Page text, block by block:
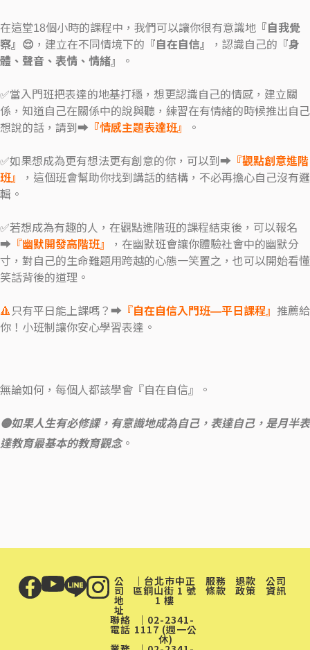
在這堂18個小時的課程中，我們可以讓你很有意識地 『自我覺
察』😌 ，建立在不同情境下的 『自在自信』 ，認識自己的 『身
體、聲音、表情、情緒』
。
✅當入門班把表達的地基打穩，想更認識自己的情感，建立關
係，知道自己在關係中的說與聽，練習在有情緒的時候推出自己
想說的話，請到➡️ 『情感主題表達班』 。
✅如果想成為更有想法更有創意的你，可以到➡️ 『觀點創意進階
班』
，這個班會幫助你找到講話的結構，不必再擔心自己沒有邏
輯。
✅若想成為有趣的人，在觀點進階班的課程結束後，可以報名
➡️ 『幽默開發高階班』
，在幽默班會讓你體驗社會中的幽默分
寸，對自己的生命難題用跨越的心態一笑置之，也可以開始看懂
笑話背後的道理。
🔺 只有平日能上課嗎？➡️ 『自在自信入門班—平日課程』 推薦給
你！小班制讓你安心學習表達。
無論如何，每個人都該學會『自在自信』。
🟡如果人生有必修課，有意識地成為自己，表達自己，是月半表
達教育最基本的教育觀念。
服務
條款
退款
政策
公司
資訊
公
司
地
址
｜台北市中正
區銅山街 1 號
1 樓
聯絡
電話
｜02-2341-
1117 (週一公
休)